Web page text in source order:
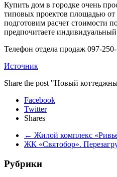
Купить дом в городке очень
типовых проектов площадью
подготовим расчет стоимости
предпочитаете индивидуальный
Телефон отдела продаж 097-
Источник
Share the post "Новый
Facebook
Twitter
Shares
← Жилой комплекс
ЖК «Святобор».
Рубрики